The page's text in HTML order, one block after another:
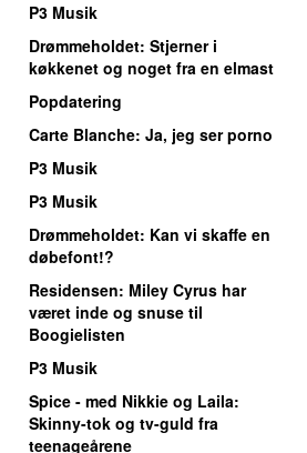
P3 Musik
Drømmeholdet: Stjerner i
køkkenet og noget fra en elmast
Popdatering
Carte Blanche: Ja, jeg ser porno
P3 Musik
P3 Musik
Drømmeholdet: Kan vi skaffe en
døbefont!?
Residensen: Miley Cyrus har
været inde og snuse til
Boogielisten
P3 Musik
Spice - med Nikkie og Laila:
Skinny-tok og tv-guld fra
teenageårene